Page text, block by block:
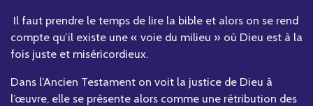
Il faut prendre le temps de lire la bible et alors on se rend
compte qu’il existe une « voie du milieu » où Dieu est à la
fois juste et miséricordieux.
Dans l’Ancien Testament on voit la justice de Dieu à
l’œuvre, elle se présente alors comme une rétribution des